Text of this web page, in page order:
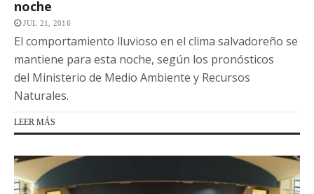
noche
JUL 21, 2016
El comportamiento lluvioso en el clima salvadoreño se
mantiene para esta noche, según los pronósticos
del Ministerio de Medio Ambiente y Recursos
Naturales.
LEER MÁS